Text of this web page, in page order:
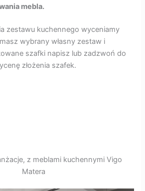
mebla.
zestawu kuchennego wyceniamy
wybrany własny zestaw i
szafki napisz lub zadzwoń do
złożenia szafek.
z meblami kuchennymi Vigo
Matera